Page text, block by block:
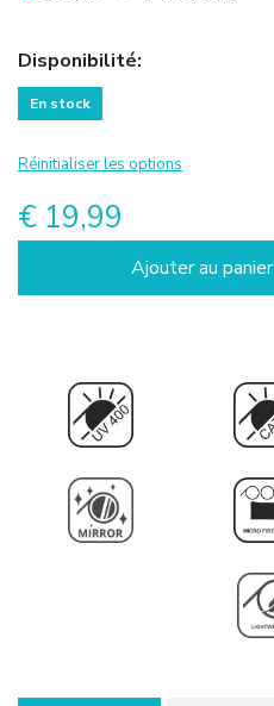
Disponibilité:
En stock
Réinitialiser les options
€ 19,99
Ajouter au panier